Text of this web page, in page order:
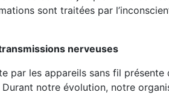
sont traitées par
nerveuses
par les appareils sans fil
notre évolution, notre